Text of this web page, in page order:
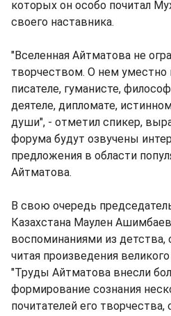
которых он особо почитал
своего наставника.
"Вселенная Айтматова не
творчеством. О нем уместно
писателе, гуманисте,
деятеле, дипломате,
души", - отметил спикер,
форума будут озвучены
предложения в области
Айтматова.
В свою очередь
Казахстана Маулен
воспоминаниями из
читая произведения
"Труды Айтматова внесли
формирование сознания
почитателей его творчества,